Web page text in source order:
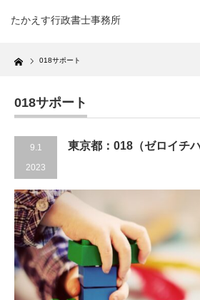
たかえす行政書士事務所
Home 018サポート
018サポート
9.1
2023
東京都：018（ゼロイチ